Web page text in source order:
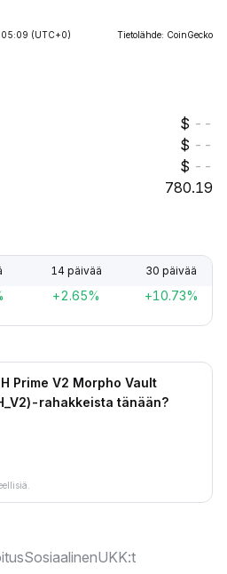
(UTC+0) Tietolähde: CoinGecko
--
--
--
780.19
14 päivää 30 päivää
+2.65% +10.73%
Prime V2 Morpho Vault
rahakkeista tänään?
SosiaalinenUKK:t